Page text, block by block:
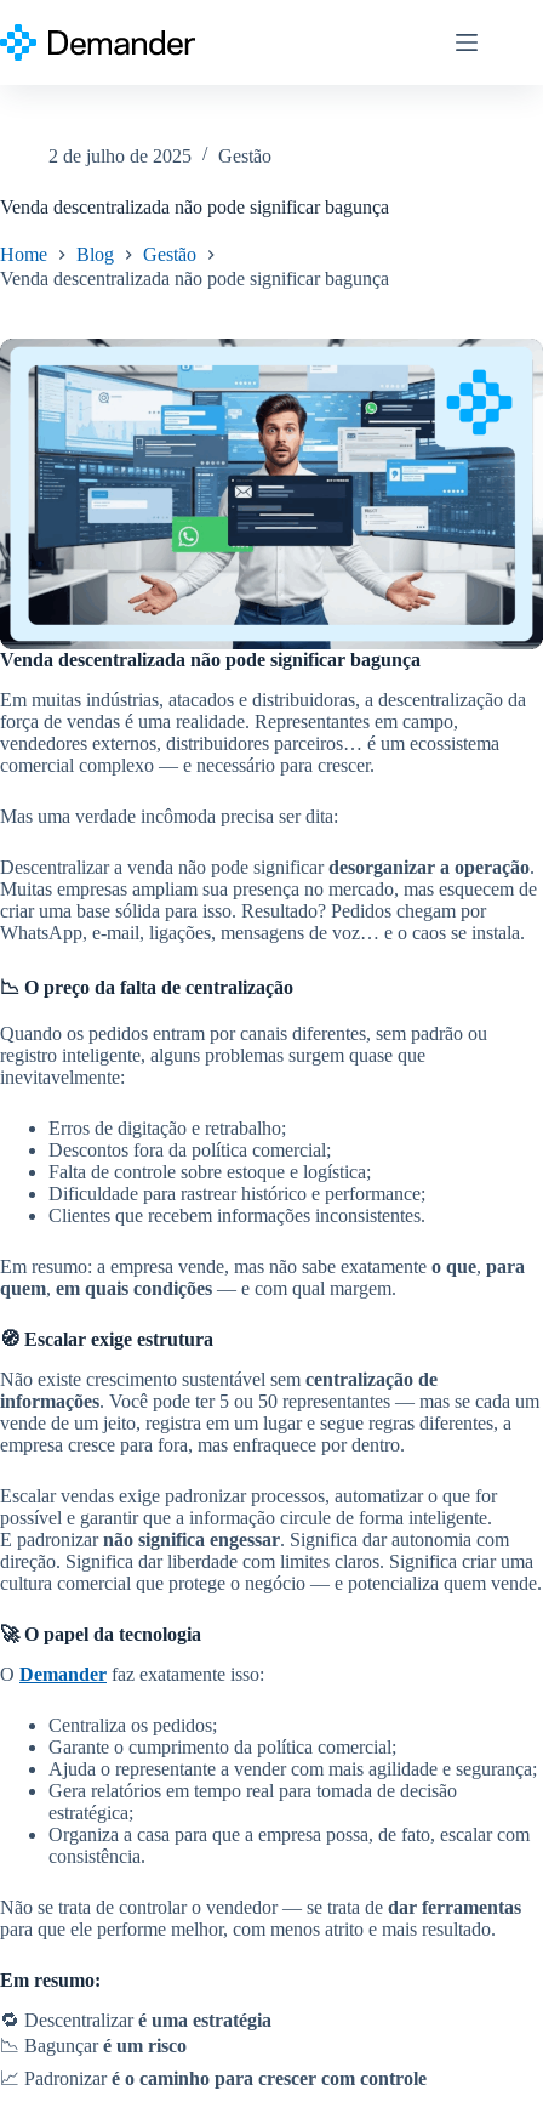
para
o
2 de julho de 2025 Gestão
Venda descentralizada não pode significar bagunça
Home Blog
Gestão
Venda descentralizada não pode significar bagunça
Venda descentralizada não pode significar bagunça
Em muitas indústrias, atacados e distribuidoras, a descentralização da
força de vendas é uma realidade. Representantes em campo,
vendedores externos, distribuidores parceiros… é um ecossistema
comercial complexo — e necessário para crescer.
Mas uma verdade incômoda precisa ser dita:
Descentralizar a venda não pode significardesorganizar a operação.
Muitas empresas ampliam sua presença no mercado, mas esquecem de
criar uma base sólida para isso. Resultado? Pedidos chegam por
WhatsApp, e-mail, ligações, mensagens de voz… e o caos se instala.
📉 O preço da falta de centralização
Quando os pedidos entram por canais diferentes, sem padrão ou
registro inteligente, alguns problemas surgem quase que
inevitavelmente:
Erros de digitação e retrabalho;
Descontos fora da política comercial;
Falta de controle sobre estoque e logística;
Dificuldade para rastrear histórico e performance;
Clientes que recebem informações inconsistentes.
Em resumo: a empresa vende, mas não sabe exatamente o que, para
quem, em quais condições — e com qual margem.
🧭 Escalar exige estrutura
Não existe crescimento sustentável sem centralização de
informações. Você pode ter 5 ou 50 representantes — mas se cada um
vende de um jeito, registra em um lugar e segue regras diferentes, a
empresa cresce para fora, mas enfraquece por dentro.
Escalar vendas exige padronizar processos, automatizar o que for
possível e garantir que a informação circule de forma inteligente.
E padronizarnão significa engessar. Significa dar autonomia com
direção. Significa dar liberdade com limites claros. Significa criar uma
cultura comercial que protege o negócio — e potencializa quem vende.
🚀 O papel da tecnologia
O Demander faz exatamente isso:
Centraliza os pedidos;
Garante o cumprimento da política comercial;
Ajuda o representante a vender com mais agilidade e segurança;
Gera relatórios em tempo real para tomada de decisão
estratégica;
Organiza a casa para que a empresa possa, de fato, escalar com
consistência.
Não se trata de controlar o vendedor — se trata de dar ferramentas
para que ele performe melhor, com menos atrito e mais resultado.
Em resumo:
🔁 Descentralizaré uma estratégia
📉 Bagunçaré um risco
📈 Padronizaré o caminho para crescer com controle